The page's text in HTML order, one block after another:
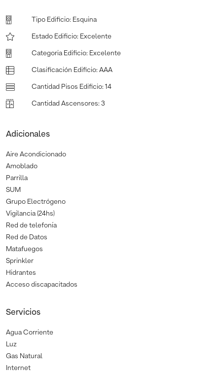
Tipo Edificio: Esquina
Estado Edificio: Excelente
Categoria Edificio: Excelente
Clasificación Edificio: AAA
Cantidad Pisos Edificio: 14
Cantidad Ascensores: 3
Adicionales
Aire Acondicionado
Amoblado
Parrilla
SUM
Grupo Electrógeno
Vigilancia (24hs)
Red de telefonía
Red de Datos
Matafuegos
Sprinkler
Hidrantes
Acceso discapacitados
Servicios
Agua Corriente
Luz
Gas Natural
Internet